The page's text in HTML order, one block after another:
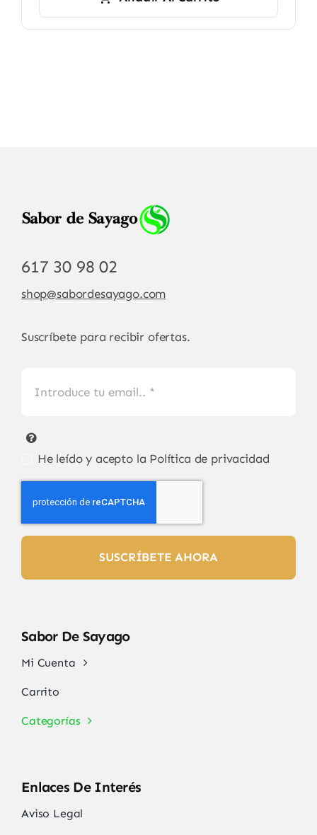
617 30 98 02
shop@sabordesayago.com
Suscríbete para recibir ofertas.
He leído y acepto la Política de privacidad
SUSCRÍBETE AHORA
Sabor De Sayago
Mi Cuenta
Carrito
Categorías
Enlaces De Interés
Aviso Legal